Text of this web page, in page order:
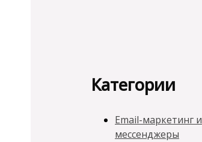
Категории
Email-маркетинг и
мессенджеры